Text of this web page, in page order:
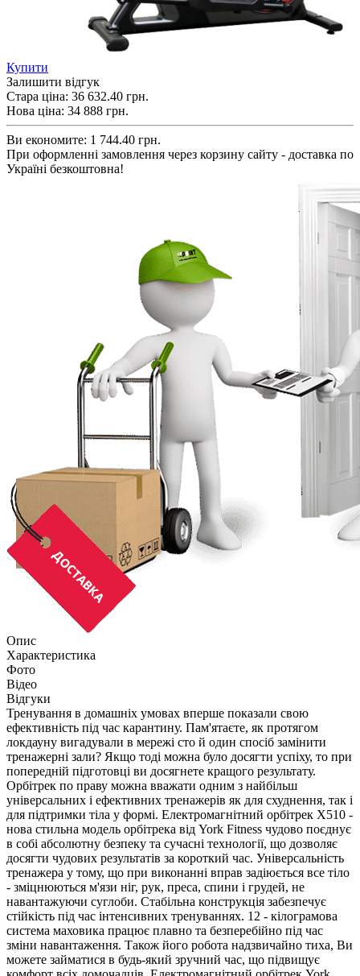
Купити
Залишити відгук
Стара ціна: 36 632.40 грн.
Нова ціна: 34 888 грн.
Ви економите: 1 744.40 грн.
При оформленні замовлення через корзину сайту - доставка по
Україні безкоштовна!
Опис
Характеристика
Фото
Відео
Відгуки
Тренування в домашніх умовах вперше показали свою
ефективність під час карантину. Пам'ятаєте, як протягом
локдауну вигадували в мережі сто й один спосіб замінити
тренажерні зали? Якщо тоді можна було досягти успіху, то при
попередній підготовці ви досягнете кращого результату.
Орбітрек по праву можна вважати одним з найбільш
універсальних і ефективних тренажерів як для схуднення, так і
для підтримки тіла у формі. Електромагнітний орбітрек X510 -
нова стильна модель орбітрека від York Fitness чудово поєднує
в собі абсолютну безпеку та сучасні технології, що дозволяє
досягти чудових результатів за короткий час. Універсальність
тренажера у тому, що при виконанні вправ задіюється все тіло
- зміцнюються м'язи ніг, рук, преса, спини і грудей, не
навантажуючи суглоби. Стабільна конструкція забезпечує
стійкість під час інтенсивних тренуваннях. 12 - кілограмова
система маховика працює плавно та безперебійно під час
зміни навантаження. Також його робота надзвичайно тиха, Ви
можете займатися в будь-який зручний час, що підвищує